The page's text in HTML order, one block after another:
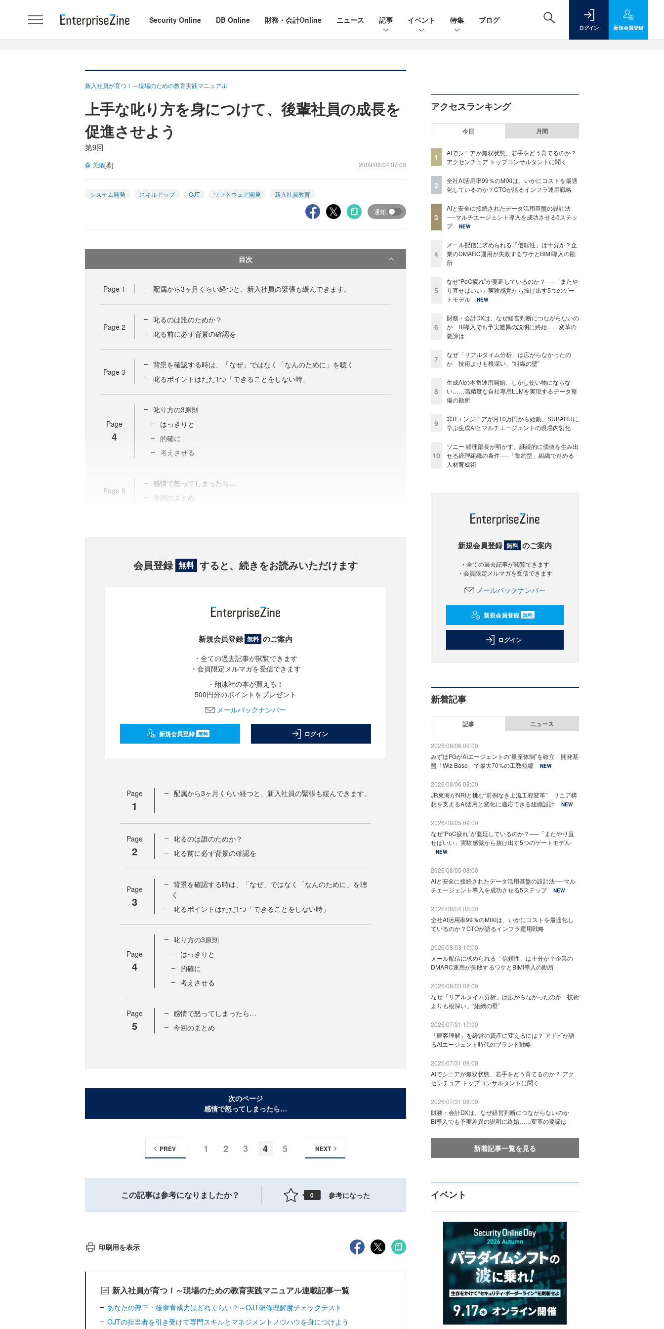
Security Online DB Online 財務・会計Online ニュース 記事 イベント 特集 ブログ
ログイン 新規会員登録
新入社員が育つ！～現場のための教育実践マニュアル
上手な叱り方を身につけて、後輩社員の成長を
促進させよう
第9回
森 美緒[著] 2009/08/04 07:00
システム開発 スキルアップ OJT ソフトウェア開発 新入社員教育
通知
目次
Page 1 配属から3ヶ月くらい経つと、新入社員の緊張も緩んできます。
Page 2
叱るのは誰のためか？
叱る前に必ず背景の確認を
Page 3
背景を確認する時は、「なぜ」ではなく「なんのために」を聴く
叱るポイントはただ1つ「できることをしない時」
Page
4
叱り方の3原則
はっきりと
的確に
考えさせる
Page 5
感情で怒ってしまったら…
今回のまとめ
会員登録 無料 すると、続きをお読みいただけます
新規会員登録 無料 のご案内
・全ての過去記事が閲覧できます
・会員限定メルマガを受信できます
・翔泳社の本が買える！
500円分のポイントをプレゼント
メールバックナンバー
新規会員登録 無料 ログイン
Page
1
配属から3ヶ月くらい経つと、新入社員の緊張も緩んできます。
Page
2
叱るのは誰のためか？
叱る前に必ず背景の確認を
Page
3
背景を確認する時は、「なぜ」ではなく「なんのために」を聴
く
叱るポイントはただ1つ「できることをしない時」
Page
4
叱り方の3原則
はっきりと
的確に
考えさせる
Page
5
感情で怒ってしまったら…
今回のまとめ
次のページ
感情で怒ってしまったら…
1 2 3 4 5
PREV NEXT
この記事は参考になりましたか？ 0 参考になった
印刷用を表示
新入社員が育つ！～現場のための教育実践マニュアル連載記事一覧
あなたの部下・後輩育成力はどれくらい？～OJT研修理解度チェックテスト
OJTの担当者を引き受けて専門スキルとマネジメントノウハウを身につけよう
アクセスランキング
今日 月間
1
AIでシニアが無双状態、若手をどう育てるのか？
アクセンチュア トップコンサルタントに聞く
2
全社AI活用率99％のMIXIは、いかにコストを最適
化しているのか？CTOが語るインフラ運用戦略
3
AIと安全に接続されたデータ活用基盤の設計法
──マルチエージェント導入を成功させる5ステッ
プ
NEW
4
メール配信に求められる「信頼性」は十分か？企
業のDMARC運用が失敗するワケとBIMI導入の勘
所
5
なぜ“PoC疲れ”が蔓延しているのか？──「またや
り直せばいい」実験感覚から抜け出す5つのゲー
トモデル
NEW
6
財務・会計DXは、なぜ経営判断につながらないの
か BI導入でも予実差異の説明に終始……変革の
要諦は
7
なぜ「リアルタイム分析」は広がらなかったの
か 技術よりも根深い、“組織の壁”
8
生成AIの本番運用開始、しかし使い物にならな
い……高精度な自社専用LLMを実現するデータ整
備の勘所
9
非ITエンジニアが月10万円から始動、SUBARUに
学ぶ生成AIとマルチエージェントの現場内製化
10
ソニー 経理部長が明かす、継続的に価値を生み出
せる経理組織の条件──「集約型」組織で進める
人材育成術
新規会員登録 無料 のご案内
・全ての過去記事が閲覧できます
・会員限定メルマガを受信できます
メールバックナンバー
新規会員登録 無料
ログイン
新着記事
記事 ニュース
2026/08/06 09:00
みずほFGがAIエージェントの“量産体制”を確立 開発基
盤「Wiz Base」で最大70%の工数短縮
NEW
2026/08/06 08:00
JR東海がNRIと挑む“前例なき上流工程変革” リニア構
想を支えるAI活用と変化に適応できる組織設計
NEW
2026/08/05 09:00
なぜ“PoC疲れ”が蔓延しているのか？──「またやり直
せばいい」実験感覚から抜け出す5つのゲートモデル
NEW
2026/08/05 08:00
AIと安全に接続されたデータ活用基盤の設計法──マル
チエージェント導入を成功させる5ステップ
NEW
2026/08/04 08:00
全社AI活用率99％のMIXIは、いかにコストを最適化し
ているのか？CTOが語るインフラ運用戦略
2026/08/03 10:00
メール配信に求められる「信頼性」は十分か？企業の
DMARC運用が失敗するワケとBIMI導入の勘所
2026/08/03 08:00
なぜ「リアルタイム分析」は広がらなかったのか 技術
よりも根深い、“組織の壁”
2026/07/31 10:00
「顧客理解」を経営の資産に変えるには？ アドビが語
るAIエージェント時代のブランド戦略
2026/07/31 09:00
AIでシニアが無双状態、若手をどう育てるのか？ アク
センチュア トップコンサルタントに聞く
2026/07/31 08:00
財務・会計DXは、なぜ経営判断につながらないのか
BI導入でも予実差異の説明に終始……変革の要諦は
新着記事一覧を見る
イベント